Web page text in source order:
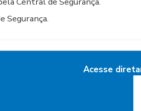
Segurança.
Acesse